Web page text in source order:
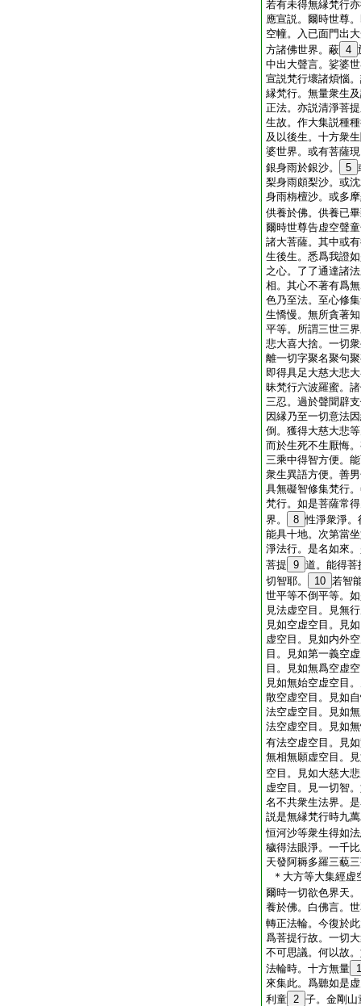
若有未得無縁梵行
應宣説。爾時世尊
空幢。入已面門出
方諸佛世界。蔽 4
中出大聲言。娑婆
宣説梵行壞諸煩惱
縁梵行。無量衆生
正法。亦説清淨菩
生故。作大集説種
及以後生。十方衆
婆世界。或有菩薩
銀身雨於銀沙。
5
梨身雨頗梨沙。或
身雨栴檀沙。或多
供養於佛。供養已
爾時世尊告虚空聲
諸大菩薩。其中或
生後生。悉爲我證
之心。了了通達諸
相。其心不著有爲
色乃至法。至心修
生憍慢。無所貪著
平等。所謂三世三
悲大喜大捨。一切
離一切字聚名聚句
即得具足大慈大悲
昧梵行六波羅蜜。
三忍。過於聲聞辟
因縁乃至一切意法
倒。獲得大慈大悲
而於生死不生厭悔
三乘中得智方便。
衆生異語方便。善
具無礙智修集梵行
梵行。如是菩薩常
界。
8 性淨衆淨。
能具十地。次第當
淨法行。是名如來
菩提 9 道。能得菩
切智耶。
10 若智
世平等不倒平等。
見法虚空目。見無
見如空虚空目。見
虚空目。見如内外
目。見如第一義空
目。見如無爲空虚
見如無始空虚空目
散空虚空目。見如
法空虚空目。見如
法空虚空目。見如
有法空虚空目。見
無相無願虚空目。
空目。見如大慈大
虚空目。見一切智
名不共衆生法界。
説是無縁梵行時九
恒河沙等衆生得如
穢得法眼淨。一千
天發阿耨多羅三藐
＊大方等大集經虚
爾時一切欲色界天
養於佛。白佛言。
轉正法輪。今復於
爲菩提行故。一切
不可思議。何以故
法輪時。十方無量 1
來集此。爲聽如是
利童 2 子。金剛山